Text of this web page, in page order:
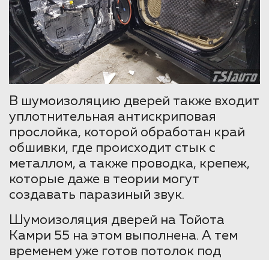
В шумоизоляцию дверей также входит
уплотнительная антискриповая
прослойка, которой обработан край
обшивки, где происходит стык с
металлом, а также проводка, крепеж,
которые даже в теории могут
создавать паразиный звук.
Шумоизоляция дверей на Тойота
Камри 55 на этом выполнена. А тем
временем уже готов потолок под